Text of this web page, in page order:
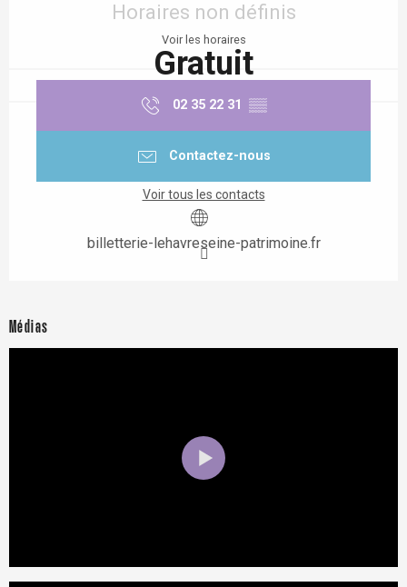
Horaires non définis
Voir les horaires
Gratuit
02 35 22 31 ▒▒
Contactez-nous
Voir tous les contacts
billetterie-lehavreseine-patrimoine.fr
Médias